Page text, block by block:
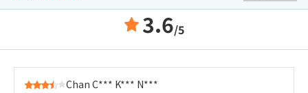
3.6/5
Chan C*** K*** N***